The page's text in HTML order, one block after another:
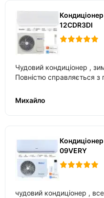
12CDR3DI
Чудовий кондиціонер ,
Повністю
Михайло
09VERY
чудовий кондиціонер ,